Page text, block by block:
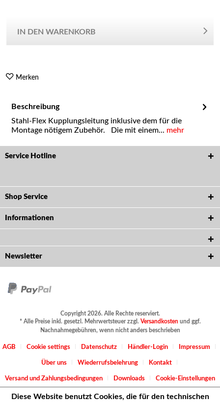
IN DEN WARENKORB
Merken
Beschreibung
Stahl-Flex Kupplungsleitung inklusive dem für die
Montage nötigem Zubehör. Die mit einem... mehr
Service Hotline
Shop Service
Informationen
Newsletter
Copyright 2026. Alle Rechte reserviert.
* Alle Preise inkl. gesetzl. Mehrwertsteuer zzgl. Versandkostenund ggf.
Nachnahmegebühren, wenn nicht anders beschrieben
AGB Cookie settings Datenschutz Händler-Login Impressum
Über uns Wiederrufsbelehrung Kontakt
Versand und Zahlungsbedingungen Downloads Cookie-Einstellungen
Diese Website benutzt Cookies, die für den technischen